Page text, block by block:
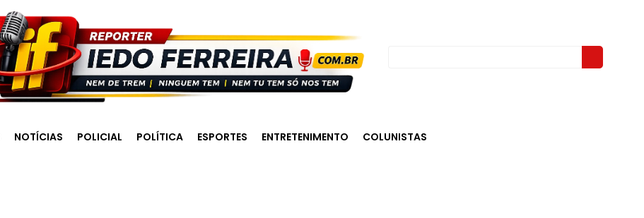
NOTÍCIAS POLICIAL POLÍTICA ESPORTES ENTRETENIMENTO COLUNISTAS